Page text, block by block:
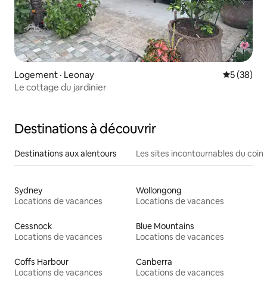
Logement · Leonay Note
5 (38)
Le cottage du jardinier
Destinations à découvrir
Destinations aux alentours Les sites incontournables du coin
Sydney
Locations de vacances
Wollongong
Locations de vacances
Cessnock
Locations de vacances
Blue Mountains
Locations de vacances
Coffs Harbour
Locations de vacances
Canberra
Locations de vacances